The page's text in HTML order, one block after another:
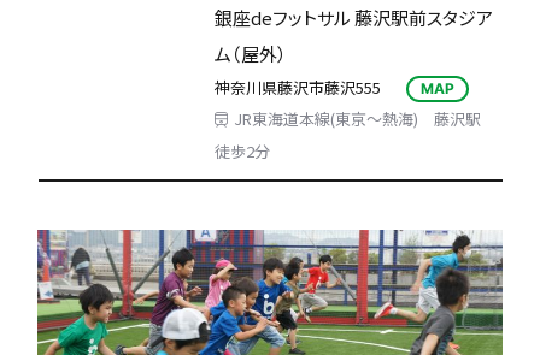
銀座deフットサル 藤沢駅前スタジア
ム（屋外）
神奈川県藤沢市藤沢555 MAP
JR東海道本線(東京～熱海) 藤沢駅
徒歩2分